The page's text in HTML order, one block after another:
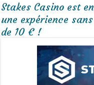
Stakes Casino est
une expérience
de 10 € !